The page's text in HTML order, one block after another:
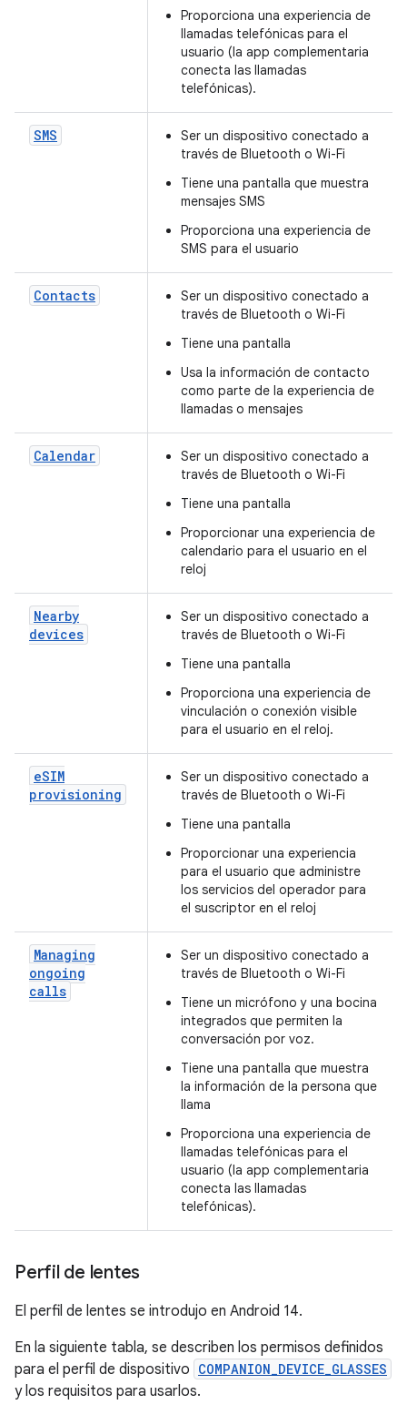
Proporciona una experiencia de
llamadas telefónicas para el
usuario (la app complementaria
conecta las llamadas
telefónicas).
SMS
Ser un dispositivo conectado a
través de Bluetooth o Wi-Fi
Tiene una pantalla que muestra
mensajes SMS
Proporciona una experiencia de
SMS para el usuario
Contacts
Ser un dispositivo conectado a
través de Bluetooth o Wi-Fi
Tiene una pantalla
Usa la información de contacto
como parte de la experiencia de
llamadas o mensajes
Calendar
Ser un dispositivo conectado a
través de Bluetooth o Wi-Fi
Tiene una pantalla
Proporcionar una experiencia de
calendario para el usuario en el
reloj
Nearby
devices
Ser un dispositivo conectado a
través de Bluetooth o Wi-Fi
Tiene una pantalla
Proporciona una experiencia de
vinculación o conexión visible
para el usuario en el reloj.
eSIM
provisioning
Ser un dispositivo conectado a
través de Bluetooth o Wi-Fi
Tiene una pantalla
Proporcionar una experiencia
para el usuario que administre
los servicios del operador para
el suscriptor en el reloj
Managing
ongoing
calls
Ser un dispositivo conectado a
través de Bluetooth o Wi-Fi
Tiene un micrófono y una bocina
integrados que permiten la
conversación por voz.
Tiene una pantalla que muestra
la información de la persona que
llama
Proporciona una experiencia de
llamadas telefónicas para el
usuario (la app complementaria
conecta las llamadas
telefónicas).
Perfil de lentes
El perfil de lentes se introdujo en Android 14.
En la siguiente tabla, se describen los permisos definidos
para el perfil de dispositivo COMPANION_DEVICE_GLASSES
y los requisitos para usarlos.